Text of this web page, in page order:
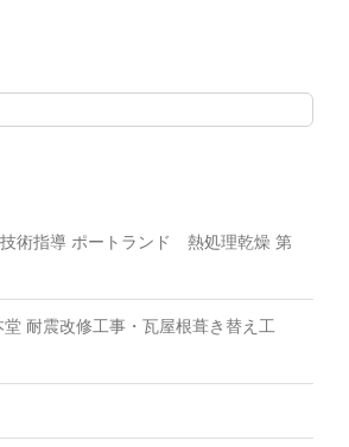
術指導 ポートランド 熱処理乾燥 第
耐震改修工事・瓦屋根葺き替え工